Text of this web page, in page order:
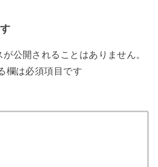
公開されることはありません。
欄は必須項目です